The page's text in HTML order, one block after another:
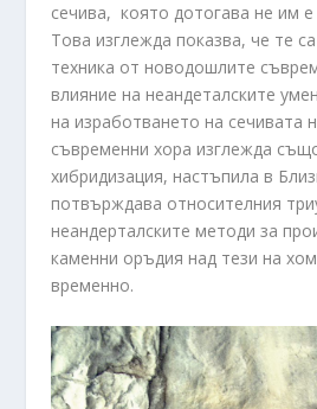
сечива, която дотогава не им
Това изглежда показва, че те
техника от новодошлите
влияние на неандеталските
на изработването на сечивата
съвременни хора изглежда
хибридизация, настъпила в
потвърждава относителния
неандерталските методи за
каменни оръдия над тези на
временно.